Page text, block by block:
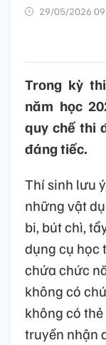
29/05/2026
Trong kỳ
năm học
quy chế thi
đáng tiếc.
Thí sinh lưu
những vật
bi, bút chì,
dụng cụ học
chứa chức
không có
không có
truyền nhận